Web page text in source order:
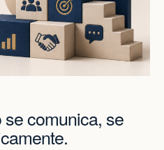
comunica, se